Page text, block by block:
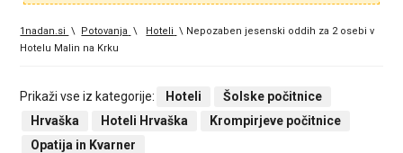
1nadan.si \ Potovanja \ Hoteli \ Nepozaben jesenski oddih za 2 osebi v
Hotelu Malin na Krku
Prikaži vse iz kategorije: Hoteli
Šolske počitnice
Hrvaška
Hoteli Hrvaška
Krompirjeve počitnice
Opatija in Kvarner